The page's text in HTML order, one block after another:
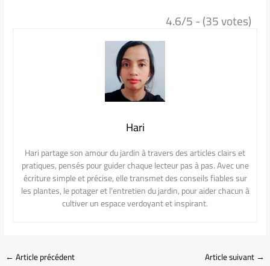
4.6/5 - (35 votes)
Hari
Hari partage son amour du jardin à travers des articles clairs et
pratiques, pensés pour guider chaque lecteur pas à pas. Avec une
écriture simple et précise, elle transmet des conseils fiables sur
les plantes, le potager et l’entretien du jardin, pour aider chacun à
cultiver un espace verdoyant et inspirant.
←Article précédent Article suivant→